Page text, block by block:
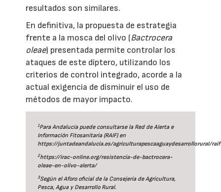
resultados son similares.
En definitiva, la propuesta de estrategia
frente a la mosca del olivo (Bactrocera
oleae) presentada permite controlar los
ataques de este díptero, utilizando los
criterios de control integrado, acorde a la
actual exigencia de disminuir el uso de
métodos de mayor impacto.
1Para Andalucía puede consultarse la Red de Alerta e
Información Fitosanitaria (RAIF) en
https://juntadeandalucia.es/agriculturapescaaguaydesarrollorural/
2https://irac-online.org/resistencia-de-bactrocera-
oleae-en-olivo-alerta/
3Según el Aforo oficial de la Consejería de Agricultura,
Pesca, Agua y Desarrollo Rural.